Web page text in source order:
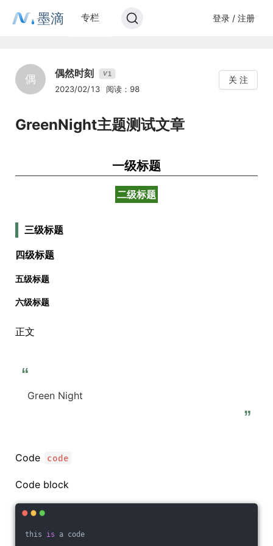
墨滴 专栏 登录 / 注册
偶 偶然时刻 V1
2023/02/13 阅读：98
关 注
GreenNight主题测试文章
一级标题
二级标题
三级标题
四级标题
五级标题
六级标题
正文
“
Green Night
”
Code code
Code block
this is a code